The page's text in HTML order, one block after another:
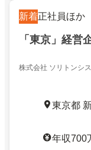
新着正社員ほか
「東京」経営
株式会社 ソリトンシ
東京都
年収700